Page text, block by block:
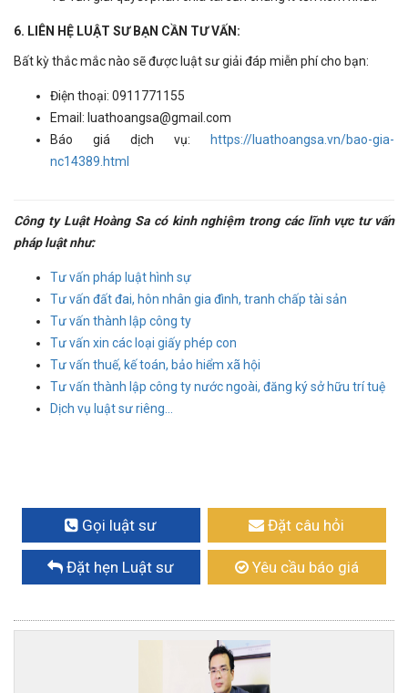
6. LIÊN HỆ LUẬT SƯ BẠN CẦN TƯ VẤN:
Bất kỳ thắc mắc nào sẽ được luật sư giải đáp miễn phí cho bạn:
Điện thoại: 0911771155
Email: luathoangsa@gmail.com
Báo giá dịch vụ:
https://luathoangsa.vn/bao-gia-
nc14389.html
Công ty Luật Hoàng Sa có kinh nghiệm trong các lĩnh vực tư vấn
pháp luật như:
Tư vấn pháp luật hình sự
Tư vấn đất đai, hôn nhân gia đình, tranh chấp tài sản
Tư vấn thành lập công ty
Tư vấn xin các loại giấy phép con
Tư vấn thuế, kế toán, bảo hiểm xã hội
Tư vấn thành lập công ty nước ngoài, đăng ký sở hữu trí tuệ
Dịch vụ luật sư riêng...
Gọi luật sư Đặt câu hỏi
Đặt hẹn Luật sư Yêu cầu báo giá